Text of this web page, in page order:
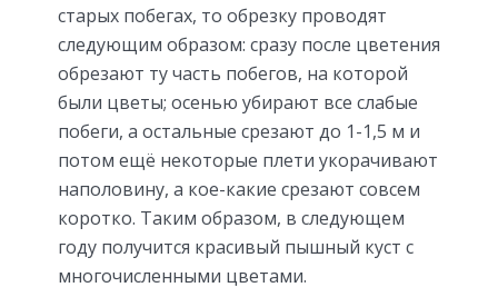
старых побегах, то обрезку проводят
следующим образом: сразу после цветения
обрезают ту часть побегов, на которой
были цветы; осенью убирают все слабые
побеги, а остальные срезают до 1-1,5 м и
потом ещё некоторые плети укорачивают
наполовину, а кое-какие срезают совсем
коротко. Таким образом, в следующем
году получится красивый пышный куст с
многочисленными цветами.